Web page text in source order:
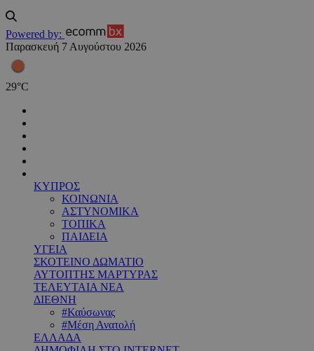
Powered by:
Παρασκευή 7 Αυγούστου 2026
29°C
ΚΥΠΡΟΣ
ΚΟΙΝΩΝΙΑ
ΑΣΤΥΝΟΜΙΚΑ
ΤΟΠΙΚΑ
ΠΑΙΔΕΙΑ
ΥΓΕΙΑ
ΣΚΟΤΕΙΝΟ ΔΩΜΑΤΙΟ
ΑΥΤΟΠΤΗΣ ΜΑΡΤΥΡΑΣ
ΤΕΛΕΥΤΑΙΑ ΝΕΑ
ΔΙΕΘΝΗ
#Καύσωνας
#Μέση Ανατολή
ΕΛΛΑΔΑ